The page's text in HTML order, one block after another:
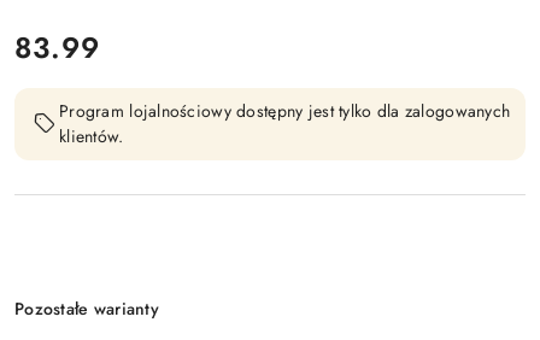
cena:
83.99
Program lojalnościowy dostępny jest tylko dla zalogowanych
klientów.
Wariant
Pozostałe warianty